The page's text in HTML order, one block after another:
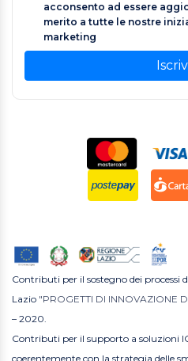
acconsento ad essere
merito a tutte le nostre
marketing
Contributi per il sostegno dei processi
Lazio "PROGETTI DI INNOVAZIONE
– 2020.
Contributi per il supporto a soluzioni
coerentemente con la strategia delle